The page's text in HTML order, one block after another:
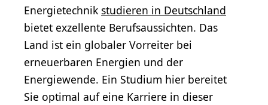
Energietechnik studieren in Deutschland
bietet exzellente Berufsaussichten. Das
Land ist ein globaler Vorreiter bei
erneuerbaren Energien und der
Energiewende. Ein Studium hier bereitet
Sie optimal auf eine Karriere in dieser